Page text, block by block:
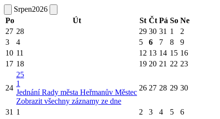
Srpen2026
Po
Út St Čt Pá So Ne
27 28 29 30 31 1
2
3
4 5 6 7 8
9
10 11 12 13 14 15 16
17 18 19 20 21 22 23
24
25
1
Jednání Rady města Heřmanův Městec
Zobrazit všechny záznamy ze dne
26 27 28 29 30
31 1 2 3 4 5 6